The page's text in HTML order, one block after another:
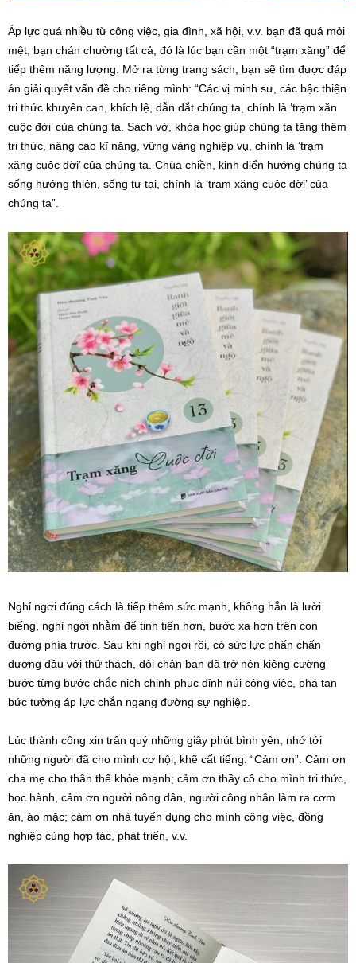
Áp lực quá nhiều từ công việc, gia đình, xã hội, v.v. bạn đã quá mỏi
mệt, bạn chán chường tất cả, đó là lúc bạn cần một “trạm xăng” để
tiếp thêm năng lượng. Mở ra từng trang sách, bạn sẽ tìm được đáp
án giải quyết vấn đề cho riêng mình: “Các vị minh sư, các bậc thiện
tri thức khuyên can, khích lệ, dẫn dắt chúng ta, chính là ‘trạm xăn
cuộc đời’ của chúng ta. Sách vở, khóa học giúp chúng ta tăng thêm
tri thức, nâng cao kĩ năng, vững vàng nghiệp vụ, chính là ‘trạm
xăng cuộc đời’ của chúng ta. Chùa chiền, kinh điển hướng chúng ta
sống hướng thiện, sống tự tại, chính là ‘trạm xăng cuộc đời’ của
chúng ta”.
Nghỉ ngơi đúng cách là tiếp thêm sức mạnh, không hẳn là lười
biếng, nghỉ ngời nhằm để tinh tiến hơn, bước xa hơn trên con
đường phía trước. Sau khi nghỉ ngơi rồi, có sức lực phấn chấn
đương đầu với thử thách, đôi chân bạn đã trở nên kiêng cường
bước từng bước chắc nịch chinh phục đỉnh núi công việc, phá tan
bức tường áp lực chắn ngang đường sự nghiệp.
Lúc thành công xin trân quý những giây phút bình yên, nhớ tới
những người đã cho mình cơ hội, khẽ cất tiếng: “Cảm ơn”. Cảm ơn
cha mẹ cho thân thể khỏe mạnh; cảm ơn thầy cô cho mình tri thức,
học hành, cảm ơn người nông dân, người công nhân làm ra cơm
ăn, áo mặc; cảm ơn nhà tuyển dụng cho mình công việc, đồng
nghiệp cùng hợp tác, phát triển, v.v.